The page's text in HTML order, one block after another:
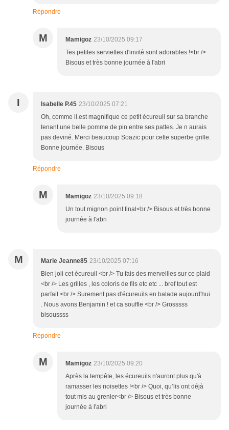
Répondre
M Mamigoz 23/10/2025 09:17
Tes petites serviettes d'invité sont adorables !<br />
Bisous et très bonne journée à l'abri
I Isabelle P.45 23/10/2025 07:21
Oh, comme il.est magnifique ce petit écureuil sur sa branche
tenant une belle pomme de pin entre ses pattes. Je n aurais
pas deviné. Merci beaucoup Soazic pour cette superbe grille.
Bonne journée. Bisous
Répondre
M Mamigoz 23/10/2025 09:18
Un tout mignon point final<br /> Bisous et très bonne
journée à l'abri
M Marie Jeanne85 23/10/2025 07:16
Bien joli cet écureuil <br /> Tu fais des merveilles sur ce plaid
<br /> Les grilles , les coloris de fils etc etc ... bref tout est
parfait <br /> Surement pas d'écureuils en balade aujourd'hui
. Nous avons Benjamin ! et ca souffle <br /> Grosssss
bisoussss
Répondre
M Mamigoz 23/10/2025 09:20
Après la tempête, les écureuils n'auront plus qu'à
ramasser les noisettes !<br /> Quoi, qu’lis ont déjà
tout mis au grenier<br /> Bisous et très bonne
journée à l'abri